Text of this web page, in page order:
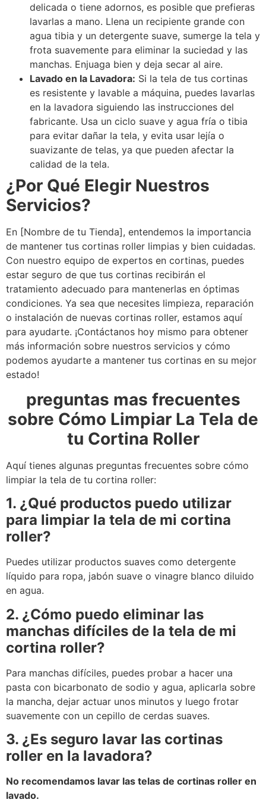
delicada o tiene adornos, es posible que prefieras
lavarlas a mano. Llena un recipiente grande con
agua tibia y un detergente suave, sumerge la tela y
frota suavemente para eliminar la suciedad y las
manchas. Enjuaga bien y deja secar al aire.
Lavado en la Lavadora: Si la tela de tus cortinas
es resistente y lavable a máquina, puedes lavarlas
en la lavadora siguiendo las instrucciones del
fabricante. Usa un ciclo suave y agua fría o tibia
para evitar dañar la tela, y evita usar lejía o
suavizante de telas, ya que pueden afectar la
calidad de la tela.
¿Por Qué Elegir Nuestros
Servicios?
En [Nombre de tu Tienda], entendemos la importancia
de mantener tus cortinas roller limpias y bien cuidadas.
Con nuestro equipo de expertos en cortinas, puedes
estar seguro de que tus cortinas recibirán el
tratamiento adecuado para mantenerlas en óptimas
condiciones. Ya sea que necesites limpieza, reparación
o instalación de nuevas cortinas roller, estamos aquí
para ayudarte. ¡Contáctanos hoy mismo para obtener
más información sobre nuestros servicios y cómo
podemos ayudarte a mantener tus cortinas en su mejor
estado!
preguntas mas frecuentes
sobre Cómo Limpiar La Tela de
tu Cortina Roller
Aquí tienes algunas preguntas frecuentes sobre cómo
limpiar la tela de tu cortina roller:
1. ¿Qué productos puedo utilizar
para limpiar la tela de mi cortina
roller?
Puedes utilizar productos suaves como detergente
líquido para ropa, jabón suave o vinagre blanco diluido
en agua.
2. ¿Cómo puedo eliminar las
manchas difíciles de la tela de mi
cortina roller?
Para manchas difíciles, puedes probar a hacer una
pasta con bicarbonato de sodio y agua, aplicarla sobre
la mancha, dejar actuar unos minutos y luego frotar
suavemente con un cepillo de cerdas suaves.
3. ¿Es seguro lavar las cortinas
roller en la lavadora?
No recomendamos lavar las telas de cortinas roller en
lavado.